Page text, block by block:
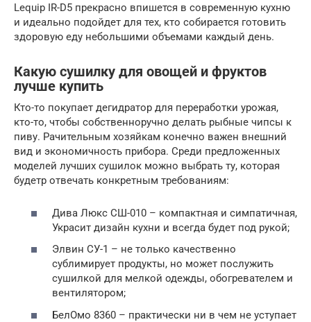
Lequip IR-D5 прекрасно впишется в современную кухню
и идеально подойдет для тех, кто собирается готовить
здоровую еду небольшими объемами каждый день.
Какую сушилку для овощей и фруктов
лучше купить
Кто-то покупает дегидратор для переработки урожая,
кто-то, чтобы собственноручно делать рыбные чипсы к
пиву. Рачительным хозяйкам конечно важен внешний
вид и экономичность прибора. Среди предложенных
моделей лучших сушилок можно выбрать ту, которая
будетр отвечать конкретным требованиям:
Дива Люкс СШ-010 – компактная и симпатичная,
Украсит дизайн кухни и всегда будет под рукой;
Элвин СУ-1 – не только качественно
сублимирует продукты, но может послужить
сушилкой для мелкой одежды, обогревателем и
вентилятором;
БелОмо 8360 – практически ни в чем не уступает